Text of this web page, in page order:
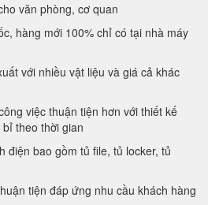
văn phòng, cơ quan
hàng mới 100% chỉ có tại nhà máy
với nhiều vật liệu và giá cả khác
việc thuận tiện hơn với thiết kế
theo thời gian
điện bao gồm tủ file, tủ locker, tủ
tiện đáp ứng nhu cầu khách hàng